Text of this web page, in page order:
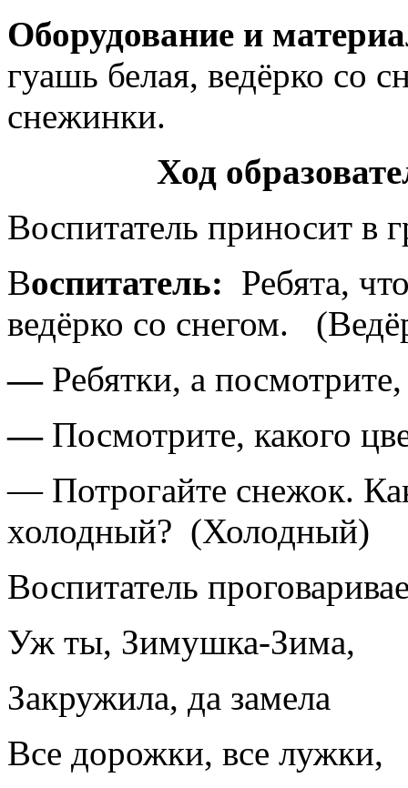
Оборудование и
гуашь белая, ведёрко со
снежинки.
Ход
Воспитатель приносит в
Воспитатель: Ребята,
ведёрко со снегом.
— Ребятки, а
— Посмотрите, какого
— Потрогайте снежок.
холодный? (Холодный)
Воспитатель
Уж ты, Зимушка-Зима,
Закружила, да замела
Все дорожки, все лужки,